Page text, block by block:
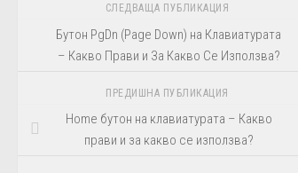
СЛЕДВАЩА ПУБЛИКАЦИЯ
Бутон PgDn (Page Down) на Клавиатурата
– Какво Прави и За Какво Се Използва?
ПРЕДИШНА ПУБЛИКАЦИЯ
Home бутон на клавиатурата – Какво
прави и за какво се използва?